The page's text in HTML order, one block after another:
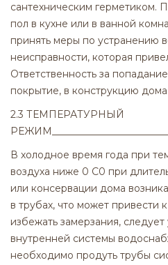
сантехническим герметиком.
пол в кухне или в ванной
принять меры по устранению
неисправности, которая
Ответственность за
покрытие, в конструкцию
2.3 ТЕМПЕРАТУРНЫЙ
В холодное время года при
воздуха ниже 0 С0 при
или консервации дома
в трубах, что может
избежать замерзания,
внутренней системы
необходимо продуть трубы